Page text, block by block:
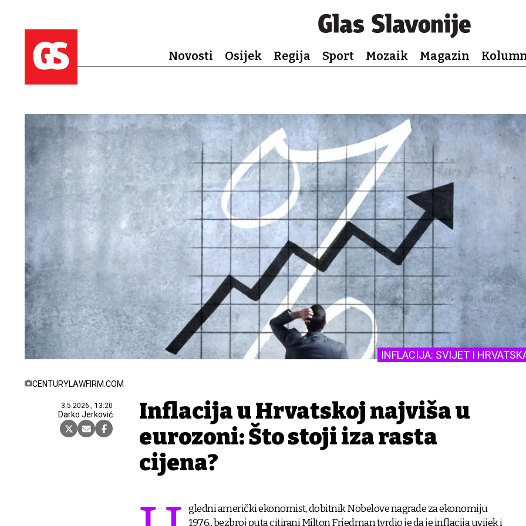
Novosti Osijek Regija Sport Mozaik Magazin
CENTURYLAWFIRM.COM
3.5.2026., 13:20
Darko Jerković
INFLACIJA: SVIJET I
Inflacija u Hrvatskoj najviša u
eurozoni: Što stoji iza rasta
cijena?
gledni američki ekonomist, dobitnik Nobelove nagrade za ekonomiju
1976., bezbroj puta citirani Milton Friedman tvrdio je da je inflacija uvijek i